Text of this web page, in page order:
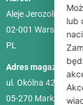
Aleje Jerozolimskie
02-001 Warszawa
PL
Adres magazynu:
ul. Okólna 42C
05-270 Marki
lub